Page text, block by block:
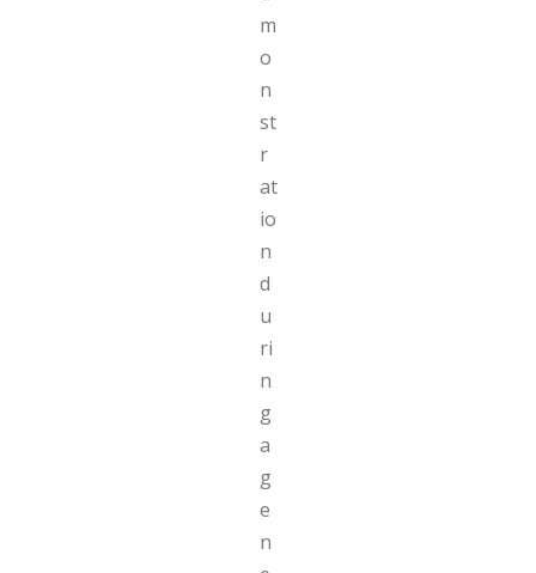
m
o
n
st
r
at
io
n
d
u
ri
n
g
a
g
e
n